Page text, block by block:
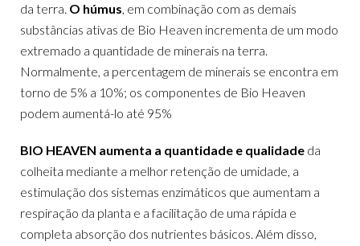
da terra. O húmus, em combinação com as demais
substâncias ativas de Bio Heaven incrementa de um modo
extremado a quantidade de minerais na terra.
Normalmente, a percentagem de minerais se encontra em
torno de 5% a 10%; os componentes de Bio Heaven
podem aumentá-lo até 95%
BIO HEAVEN aumenta a quantidade e qualidade da
colheita mediante a melhor retenção de umidade, a
estimulação dos sistemas enzimáticos que aumentam a
respiração da planta e a facilitação de uma rápida e
completa absorção dos nutrientes básicos. Além disso,